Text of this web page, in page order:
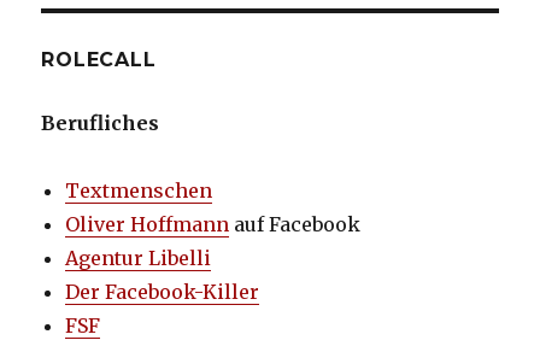
ROLECALL
Berufliches
Textmenschen
Oliver Hoffmann auf Facebook
Agentur Libelli
Der Facebook-Killer
FSF